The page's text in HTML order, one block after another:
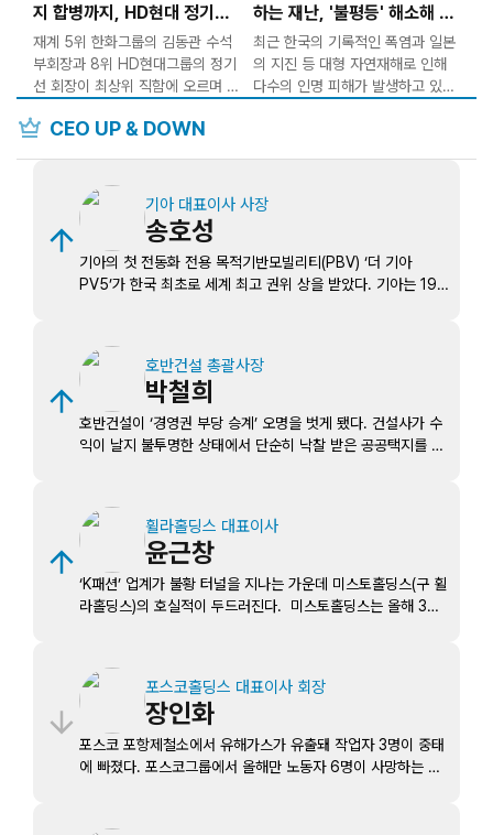
지 합병까지, HD현대 정기선
과 한화 김동관의 지분 승계 방
법
재계 5위 한화그룹의 김동관 수석
부회장과 8위 HD현대그룹의 정기
선 회장이 최상위 직함에 오르며 경
하는 재난, '불평등' 해소해 사
회적 재해 방지해야
최근 한국의 기록적인 폭염과 일본
의 지진 등 대형 자연재해로 인해
다수의 인명 피해가 발생하고 있다.
crown CEO UP & DOWN
기아 대표이사 사장
송호성
기아의 첫 전동화 전용 목적기반모빌리티(PBV) ‘더 기아
PV5’가 한국 최초로 세계 최고 권위 상을 받았다. 기아는 19
일 밝혔다. 1992년부터 세계 올해의 밴을 선정한 이래 한국
브랜드가 수상한 것은 이번이 처음이다. 아시아 전기 경상용차
가운데서도 최초 수상이다. 송호성 기아 대표이사 사장은
“PV5가 데뷔와 동시에 ‘세계 올해의 밴’에 선정된 것은 기아가
글로벌 경상용차 시장의 기준을 재정의하고 전 세계 비즈니스
호반건설 총괄사장
박철희
호반건설이 ‘경영권 부당 승계’ 오명을 벗게 됐다. 건설사가 수
익이 날지 불투명한 상태에서 단순히 낙찰 받은 공공택지를 계
법원 3부(주심 이흥구 대법관)는 20일 호반건설이 공정위 제
재를 취소해 달라며 낸 소송의 상고심에서 “과징금 608억 원
중 364억6천여만 원을 취소하라”고 한 원고 일부 승소 판결
을 확정했다. 다만 공공택지 사업 프로젝트파이낸싱(PF) 대출
에 대해 무상 지급 보증을 한 행위에 대해서는 ‘시공사가 시행
휠라홀딩스 대표이사
윤근창
‘K패션’ 업계가 불황 터널을 지나는 가운데 미스토홀딩스(구 휠
라홀딩스)의 호실적이 두드러진다. 미스토홀딩스는 올해 3분
미스토홀딩스 CFO는 “3분기에도 브랜드 경쟁력 강화와 효율
적 자산 운용을 기반으로 견조한 실적 흐름을 이어갔다”고 말
한섬, 코오롱FnC)는 전년도보다 영업이익이 줄거나 적자폭이
확대되는 등 올해 3분기 실적이 모두 부진한 흐름을 보였다.
포스코홀딩스 대표이사 회장
장인화
포스코 포항제철소에서 유해가스가 유출돼 작업자 3명이 중태
에 빠졌다. 포스코그룹에서 올해만 노동자 6명이 사망하는 등